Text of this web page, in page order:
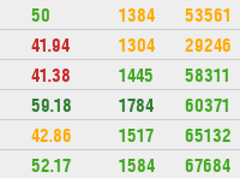
50 1384 53561
41.94 1304 29246
41.38 1445 58311
59.18 1784 60371
42.86 1517 65132
52.17 1584 67684